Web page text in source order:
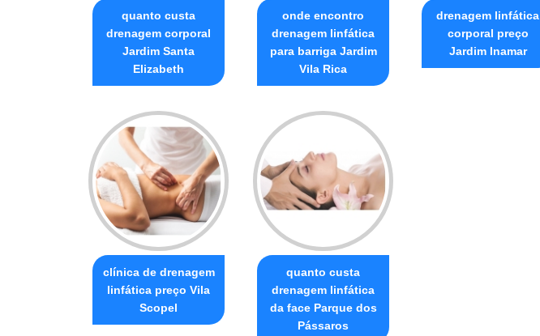
quanto custa
drenagem corporal
Jardim Santa
Elizabeth
onde encontro
drenagem linfática
para barriga Jardim
Vila Rica
drenagem linfática
corporal preço
Jardim Inamar
clínica de drenagem
linfática preço Vila
Scopel
quanto custa
drenagem linfática
da face Parque dos
Pássaros